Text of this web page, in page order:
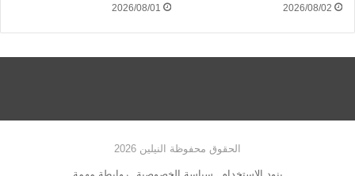
2026/08/02
2026/08/01
الحقوق محفوظة النيلين 2026